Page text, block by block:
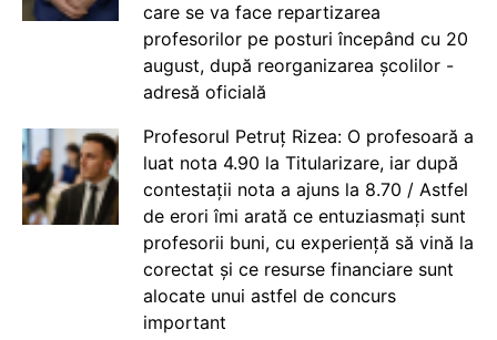
care se va face repartizarea
profesorilor pe posturi începând cu 20
august, după reorganizarea școlilor -
adresă oficială
Profesorul Petruț Rizea: O profesoară a
luat nota 4.90 la Titularizare, iar după
contestații nota a ajuns la 8.70 / Astfel
de erori îmi arată ce entuziasmați sunt
profesorii buni, cu experiență să vină la
corectat și ce resurse financiare sunt
alocate unui astfel de concurs
important